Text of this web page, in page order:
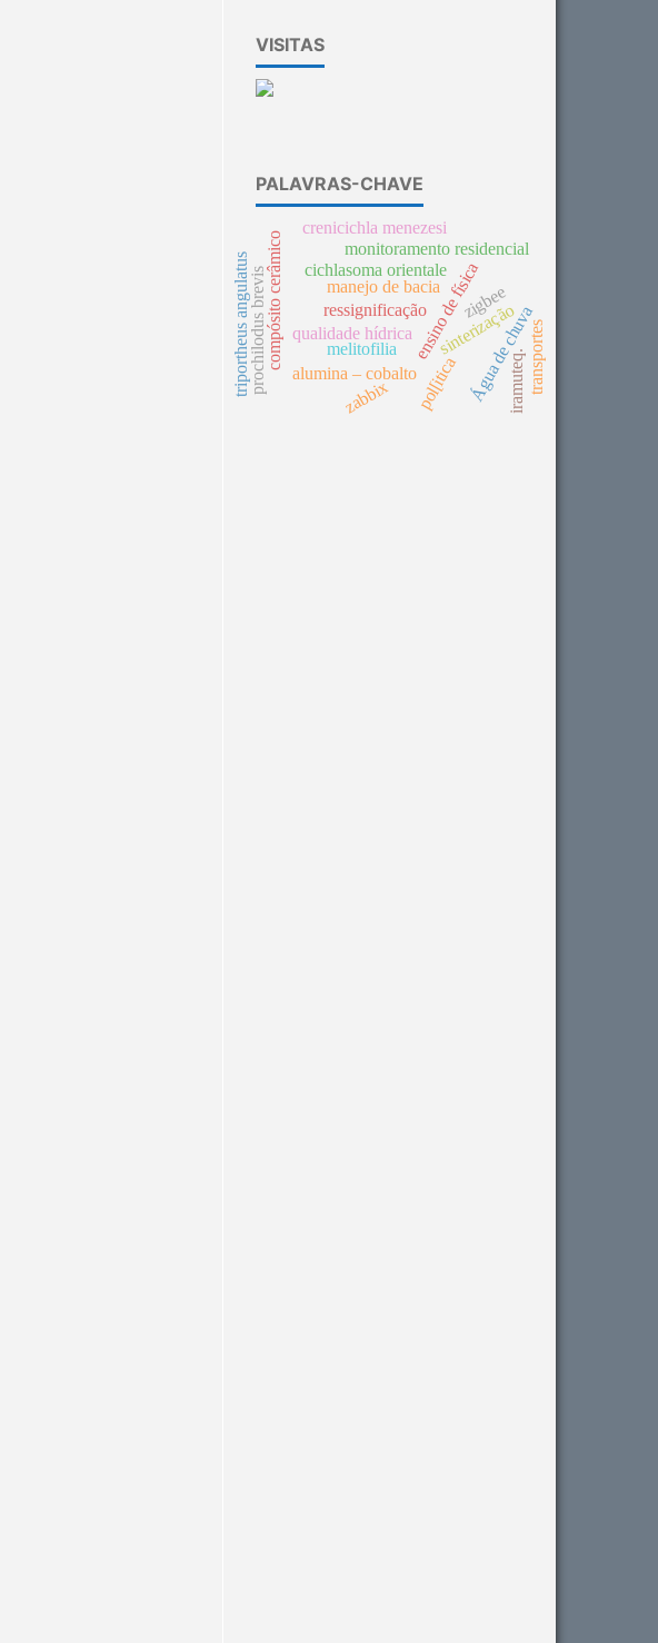
VISITAS
PALAVRAS-CHAVE
ensino de física
qualidade hídrica
manejo de bacia
compósito cerâmico
alumina – cobalto
sinterização
monitoramento residencial
zigbee
zabbix pol[iticaÁgua de chuva
ressignificação
cichlasoma orientale
prochilodus brevis
crenicichla menezesi
triportheus angulatus transportes
iramuteq.
melitofilia